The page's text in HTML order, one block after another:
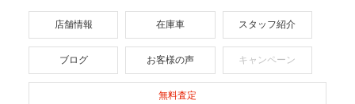
店舗情報 在庫車 スタッフ紹介
ブログ お客様の声 キャンペーン
無料査定